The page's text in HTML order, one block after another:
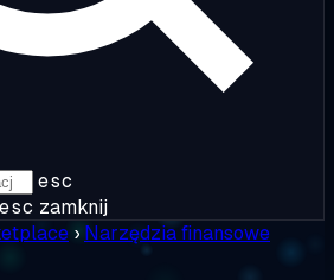
esc
esc zamknij
› Narzędzia finansowe